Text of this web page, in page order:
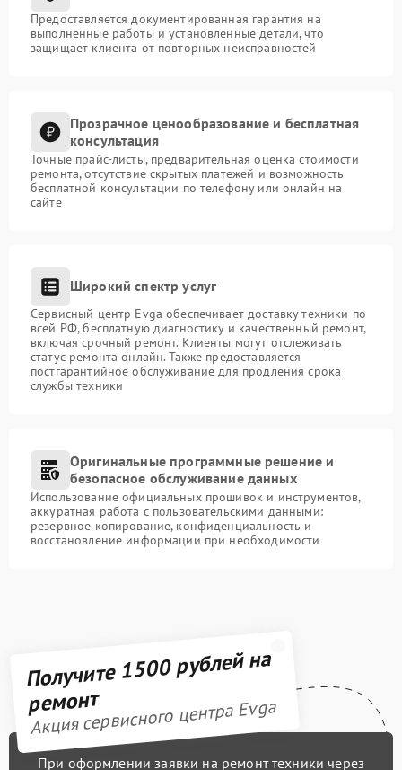
Предоставляется документированная гарантия на
выполненные работы и установленные детали, что
защищает клиента от повторных неисправностей
Прозрачное ценообразование и бесплатная
консультация
Точные прайс-листы, предварительная оценка стоимости
ремонта, отсутствие скрытых платежей и возможность
бесплатной консультации по телефону или онлайн на
сайте
Широкий спектр услуг
Сервисный центр Evga обеспечивает доставку техники по
всей РФ, бесплатную диагностику и качественный ремонт,
включая срочный ремонт. Клиенты могут отслеживать
статус ремонта онлайн. Также предоставляется
постгарантийное обслуживание для продления срока
службы техники
Оригинальные программные решение и
безопасное обслуживание данных
Использование официальных прошивок и инструментов,
аккуратная работа с пользовательскими данными:
резервное копирование, конфиденциальность и
восстановление информации при необходимости
Получите 1500 рублей на
ремонт
Акция сервисного центра Evga
При оформлении заявки на ремонт техники через